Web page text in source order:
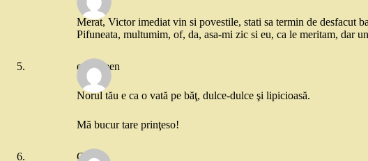
Merat, Victor imediat vin si povestile, stati sa termin de desfacut
Pifuneata, multumim, of, da, asa-mi zic si eu, ca le meritam, dar
evergreen
Norul tău e ca o vată pe băţ, dulce-dulce şi lipicioasă.
Mă bucur tare prinţeso!
Gia